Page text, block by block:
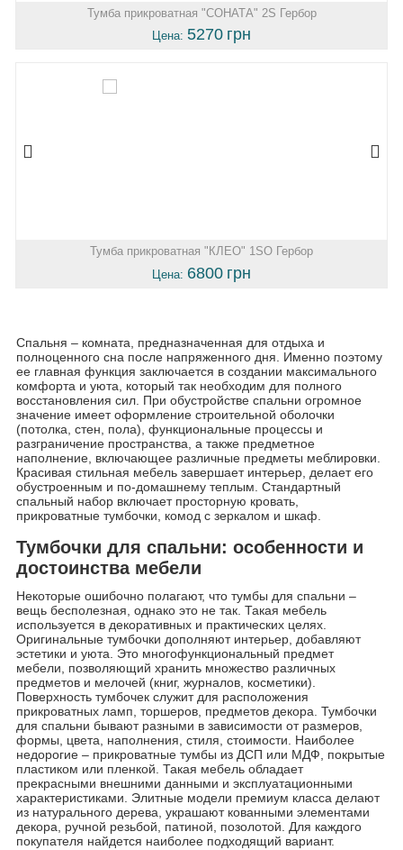
Тумба прикроватная "СОНАТА" 2S Гербор
Цена: 5270 грн
Тумба прикроватная "КЛЕО" 1SO Гербор
Цена: 6800 грн
Спальня – комната, предназначенная для отдыха и
полноценного сна после напряженного дня. Именно поэтому
ее главная функция заключается в создании максимального
комфорта и уюта, который так необходим для полного
восстановления сил. При обустройстве спальни огромное
значение имеет оформление строительной оболочки
(потолка, стен, пола), функциональные процессы и
разграничение пространства, а также предметное
наполнение, включающее различные предметы меблировки.
Красивая стильная мебель завершает интерьер, делает его
обустроенным и по-домашнему теплым. Стандартный
спальный набор включает просторную кровать,
прикроватные тумбочки, комод с зеркалом и шкаф.
Тумбочки для спальни: особенности и
достоинства мебели
Некоторые ошибочно полагают, что тумбы для спальни –
вещь бесполезная, однако это не так. Такая мебель
используется в декоративных и практических целях.
Оригинальные тумбочки дополняют интерьер, добавляют
эстетики и уюта. Это многофункциональный предмет
мебели, позволяющий хранить множество различных
предметов и мелочей (книг, журналов, косметики).
Поверхность тумбочек служит для расположения
прикроватных ламп, торшеров, предметов декора. Тумбочки
для спальни бывают разными в зависимости от размеров,
формы, цвета, наполнения, стиля, стоимости. Наиболее
недорогие – прикроватные тумбы из ДСП или МДФ, покрытые
пластиком или пленкой. Такая мебель обладает
прекрасными внешними данными и эксплуатационными
характеристиками. Элитные модели премиум класса делают
из натурального дерева, украшают кованными элементами
декора, ручной резьбой, патиной, позолотой. Для каждого
покупателя найдется наиболее подходящий вариант.